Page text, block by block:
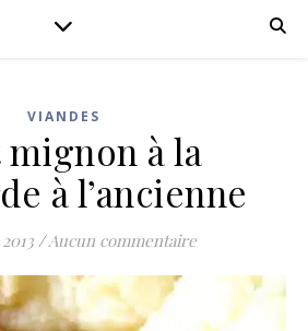
VIANDES
à la
à l’ancienne
/Aucun commentaire